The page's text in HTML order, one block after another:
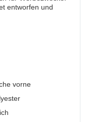
entworfen und
vorne